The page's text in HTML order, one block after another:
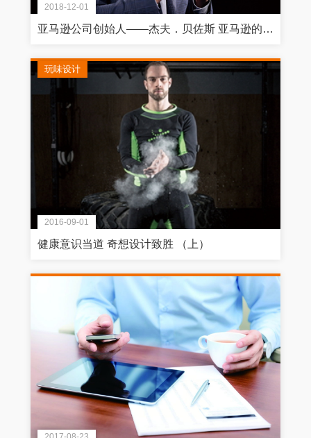
2018-12-01
亚马逊公司创始人——杰夫．贝佐斯 亚马逊的下一步：征服全球的策略蓝图
2016-09-01
玩味设计
健康意识当道 奇想设计致胜 （上）